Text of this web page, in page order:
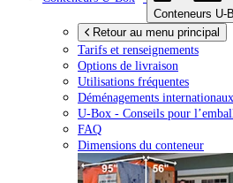
Conteneurs U-
Retour au menu principal
Tarifs et renseignements
Options de livraison
Utilisations fréquentes
Déménagements internationaux
U-Box - Conseils pour
FAQ
Dimensions du conteneur